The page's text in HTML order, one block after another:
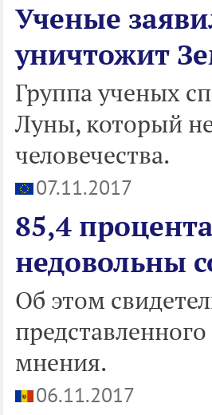
Ученые
уничтожит
Группа ученых
Луны, который
человечества.
07.11.2017
85,4
недовольны
Об этом
мнения.
06.11.2017